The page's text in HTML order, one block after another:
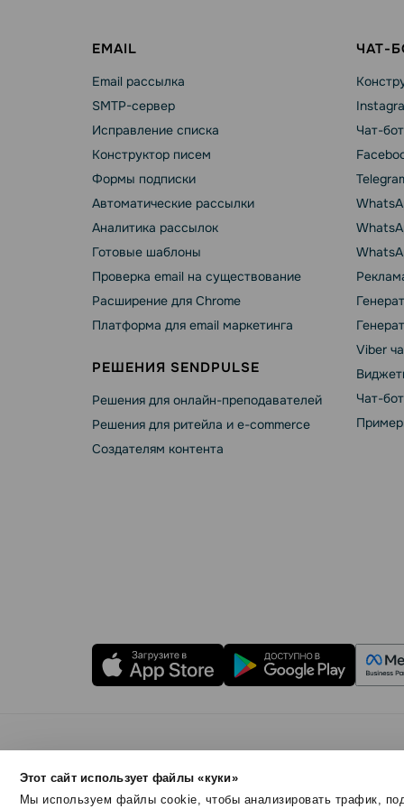
Этот сайт использует файлы «куки»
Мы используем файлы cookie, чтобы анализировать трафик,
EMAIL
Email рассылка
SMTP-сервер
Исправление списка
Конструктор писем
Формы подписки
Автоматические рассылки
Аналитика рассылок
Готовые шаблоны
Проверка email на существование
Расширение для Chrome
Платформа для email маркетинга
РЕШЕНИЯ SENDPULSE
Решения для онлайн-преподавателей
Решения для ритейла и e-commerce
Создателям контента
ЧАТ-
Чат-
Viber
Чат-
© 2015 - 2026. SendPulse Inc. Все права